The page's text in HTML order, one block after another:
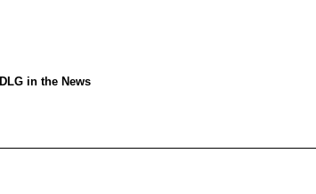
DLG in the News